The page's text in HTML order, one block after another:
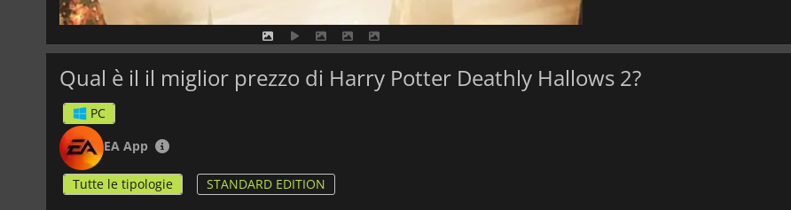
Qual è il il miglior prezzo di Harry Potter Deathly Hallows 2?
PC
EA App
Tutte le tipologie STANDARD EDITION